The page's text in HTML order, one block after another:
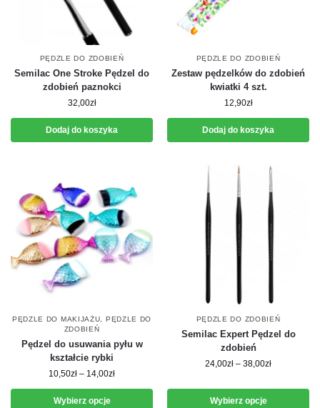
PĘDZLE DO ZDOBIEŃ
Semilac One Stroke Pędzel do
zdobień paznokci
32,00zł
Dodaj do koszyka
PĘDZLE DO ZDOBIEŃ
Zestaw pędzelków do zdobień
kwiatki 4 szt.
12,90zł
Dodaj do koszyka
PĘDZLE DO MAKIJAŻU
PĘDZLE DO
ZDOBIEŃ
Pędzel do usuwania pyłu w
kształcie rybki
10,50zł – 14,00zł
Wybierz opcje
PĘDZLE DO ZDOBIEŃ
Semilac Expert Pędzel do
zdobień
24,00zł – 38,00zł
Wybierz opcje